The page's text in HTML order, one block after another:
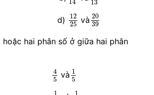
14
13
12
25
12 25
và 20
39
20
hai phân số ở giữa hai phân
4
5
4
và 1
5
1
15 1